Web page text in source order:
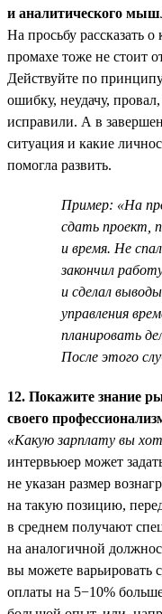
и аналитического
На просьбу рассказать
промахе тоже не стоит
Действуйте по
ошибку, неудачу,
исправили. А в
ситуация и какие
помогла развить.
Пример: «На
сдать проект,
и время. Не
закончил
и сделал
управления
планировать
После этого
12. Покажите знание
своего
«Какую зарплату вы
интервьюер может
не указан размер
на такую позицию,
в среднем получают
на аналогичной
вы можете варьировать
оплаты на 5−10%